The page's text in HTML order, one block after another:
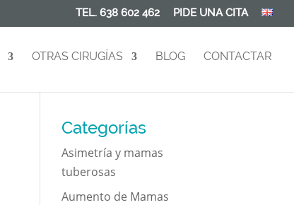
TEL. 638 602 462 PIDE UNA CITA
OTRAS CIRUGÍAS BLOG CONTACTAR
Categorías
Asimetría y mamas
tuberosas
Aumento de Mamas